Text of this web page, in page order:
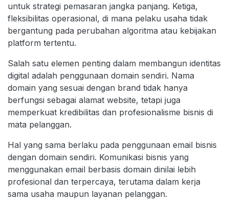
untuk strategi pemasaran jangka panjang. Ketiga,
fleksibilitas operasional, di mana pelaku usaha tidak
bergantung pada perubahan algoritma atau kebijakan
platform tertentu.
Salah satu elemen penting dalam membangun identitas
digital adalah penggunaan domain sendiri. Nama
domain yang sesuai dengan brand tidak hanya
berfungsi sebagai alamat website, tetapi juga
memperkuat kredibilitas dan profesionalisme bisnis di
mata pelanggan.
Hal yang sama berlaku pada penggunaan email bisnis
dengan domain sendiri. Komunikasi bisnis yang
menggunakan email berbasis domain dinilai lebih
profesional dan terpercaya, terutama dalam kerja
sama usaha maupun layanan pelanggan.